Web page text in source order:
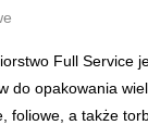
Full Service
do opakowania
foliowe, a także